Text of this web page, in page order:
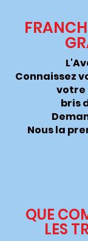
Connaissez
votre
bris
Nous la
QUE
LES